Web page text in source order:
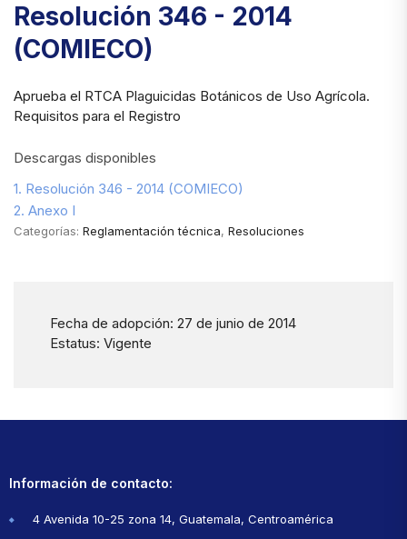
Resolución 346 - 2014
(COMIECO)
Aprueba el RTCA Plaguicidas Botánicos de Uso Agrícola.
Requisitos para el Registro
Descargas disponibles
1. Resolución 346 - 2014 (COMIECO)
2. Anexo I
Categorías: Reglamentación técnica, Resoluciones
Fecha de adopción: 27 de junio de 2014
Estatus: Vigente
Información de contacto:
4 Avenida 10-25 zona 14, Guatemala, Centroamérica